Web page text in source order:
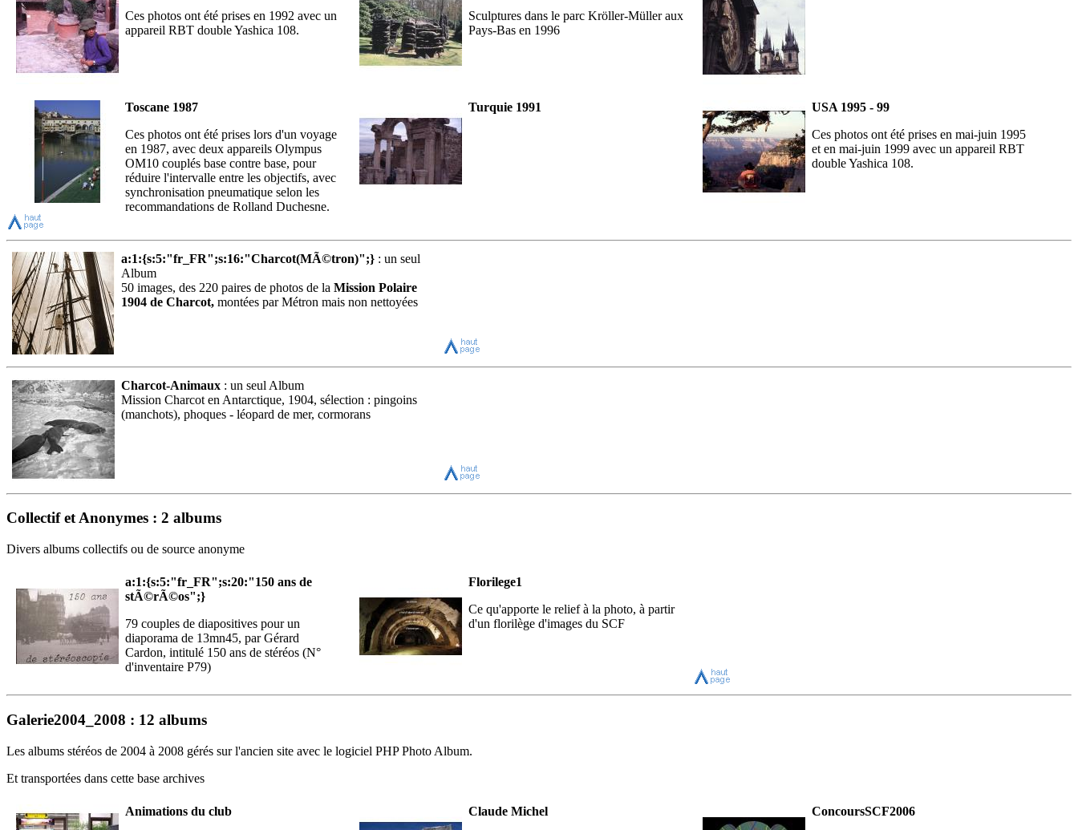
Ces photos ont été prises en 1992 avec un
appareil RBT double Yashica 108.
Sculptures dans le parc Kröller-Müller aux
Pays-Bas en 1996
Toscane 1987
Ces photos ont été prises lors d'un voyage
en 1987, avec deux appareils Olympus
OM10 couplés base contre base, pour
réduire l'intervalle entre les objectifs, avec
synchronisation pneumatique selon les
recommandations de Rolland Duchesne.
Turquie 1991
USA 1995 - 99
Ces photos ont été prises en mai-juin 1995
et en mai-juin 1999 avec un appareil RBT
double Yashica 108.
a:1:{s:5:"fr_FR";s:16:"Charcot(MÃ©tron)";} : un seul
Album
50 images, des 220 paires de photos de la Mission Polaire
1904 de Charcot, montées par Métron mais non nettoyées
Charcot-Animaux : un seul Album
Mission Charcot en Antarctique, 1904, sélection : pingoins
(manchots), phoques - léopard de mer, cormorans
Collectif et Anonymes : 2 albums
Divers albums collectifs ou de source anonyme
a:1:{s:5:"fr_FR";s:20:"150 ans de
stÃ©rÃ©os";}
79 couples de diapositives pour un
diaporama de 13mn45, par Gérard
Cardon, intitulé 150 ans de stéréos (N°
d'inventaire P79)
Florilege1
Ce qu'apporte le relief à la photo, à partir
d'un florilège d'images du SCF
Galerie2004_2008 : 12 albums
Les albums stéréos de 2004 à 2008 gérés sur l'ancien site avec le logiciel PHP Photo Album.
Et transportées dans cette base archives
Animations du club
Claude Michel
ConcoursSCF2006